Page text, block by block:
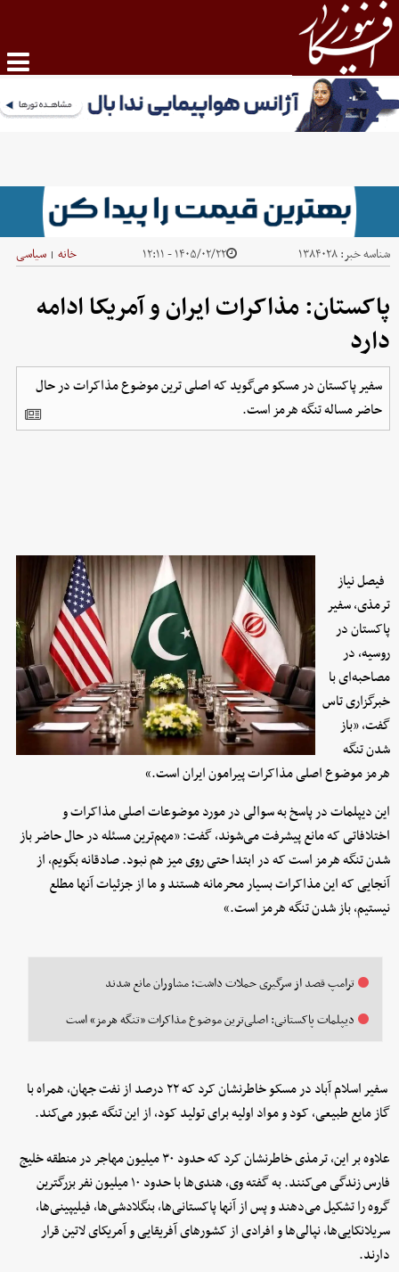
شناسه خبر:۱۳۸۴۰۲۸ ۱۴۰۵/۰۲/۲۲ - ۱۲:۱۱ خانه | سیاسی
پاکستان: مذاکرات ایران و آمریکا ادامه
دارد
سفیر پاکستان در مسکو می‌گوید که اصلی ترین موضوع مذاکرات در حال
حاضر مساله تنگه هرمز است.
فیصل نیاز
ترمذی، سفیر
پاکستان در
روسیه، در
مصاحبه‌ای با
خبرگزاری تاس
گفت، «باز
شدن تنگه
هرمز موضوع اصلی مذاکرات پیرامون ایران است.»
این دیپلمات در پاسخ به سوالی در مورد موضوعات اصلی مذاکرات و
اختلافاتی که مانع پیشرفت می‌شوند، گفت: «مهم‌ترین مسئله در حال حاضر باز
شدن تنگه هرمز است که در ابتدا حتی روی میز هم نبود. صادقانه بگویم، از
آنجایی که این مذاکرات بسیار محرمانه هستند و ما از جزئیات آنها مطلع
نیستیم، باز شدن تنگه هرمز است.»
ترامپ قصد از سرگیری حملات داشت؛ مشاوران مانع شدند
دیپلمات پاکستانی: اصلی‌ترین موضوع مذاکرات «تنگه هرمز» است
سفیر اسلام آباد در مسکو خاطرنشان کرد که ۲۲ درصد از نفت جهان، همراه با
گاز مایع طبیعی، کود و مواد اولیه برای تولید کود، از این تنگه عبور می‌کند.
علاوه بر این، ترمذی خاطرنشان کرد که حدود ۳۰ میلیون مهاجر در منطقه خلیج
فارس زندگی می‌کنند. به گفته وی، هندی‌ها با حدود ۱۰ میلیون نفر بزرگترین
گروه را تشکیل می‌دهند و پس از آنها پاکستانی‌ها، بنگلادشی‌ها، فیلیپینی‌ها،
سریلانکایی‌ها، نپالی‌ها و افرادی از کشورهای آفریقایی و آمریکای لاتین قرار
دارند.